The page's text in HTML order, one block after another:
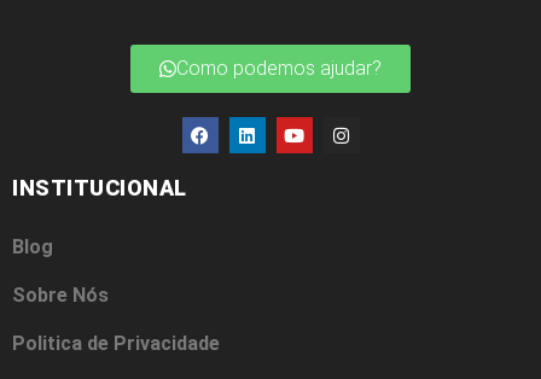
Como podemos ajudar?
INSTITUCIONAL
Blog
Sobre Nós
Politica de Privacidade